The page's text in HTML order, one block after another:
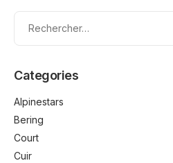
Categories
Alpinestars
Bering
Court
Cuir